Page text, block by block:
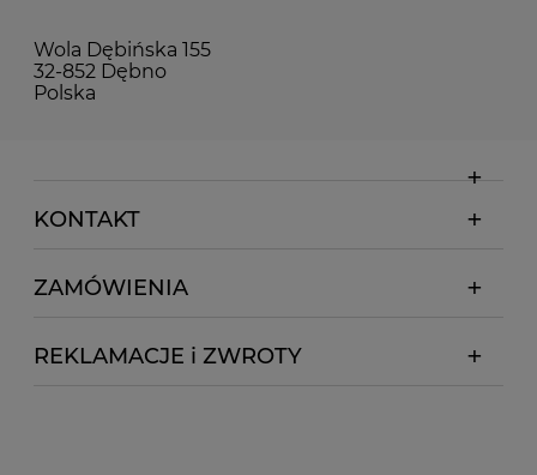
Wola Dębińska 155
32-852 Dębno
Polska
KONTAKT
ZAMÓWIENIA
REKLAMACJE i ZWROTY